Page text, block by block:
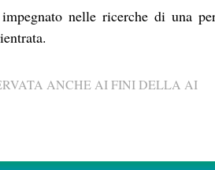
nelle ricerche di una
ANCHE AI FINI DELLA AI